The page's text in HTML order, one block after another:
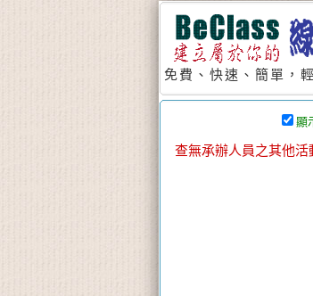
免費、快速、簡單，
顯
查無承辦人員之其他活